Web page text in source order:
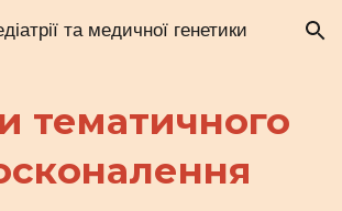
Skip to navigation
та медичної генетики
тематичного